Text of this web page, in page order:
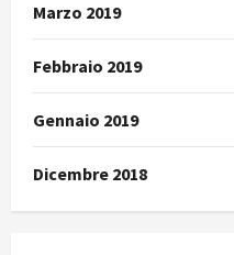
Marzo 2019
Febbraio 2019
Gennaio 2019
Dicembre 2018